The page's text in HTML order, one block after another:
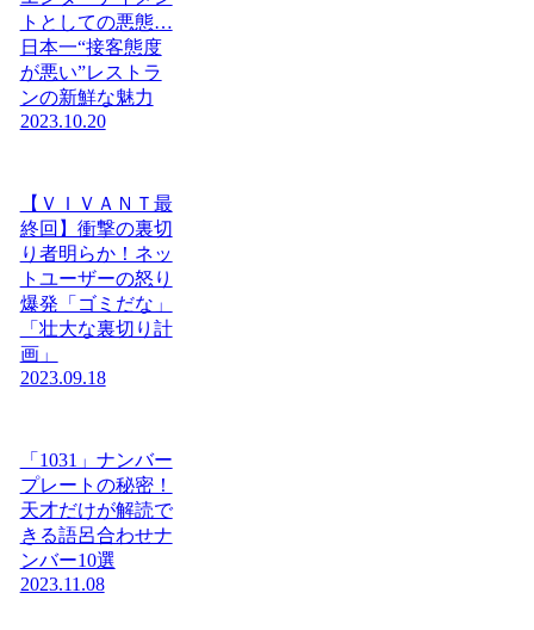
トとしての悪態…
日本一“接客態度
が悪い”レストラ
ンの新鮮な魅力
2023.10.20
【ＶＩＶＡＮＴ最
終回】衝撃の裏切
り者明らか！ネッ
トユーザーの怒り
爆発「ゴミだな」
「壮大な裏切り計
画」
2023.09.18
「1031」ナンバー
プレートの秘密！
天才だけが解読で
きる語呂合わせナ
ンバー10選
2023.11.08